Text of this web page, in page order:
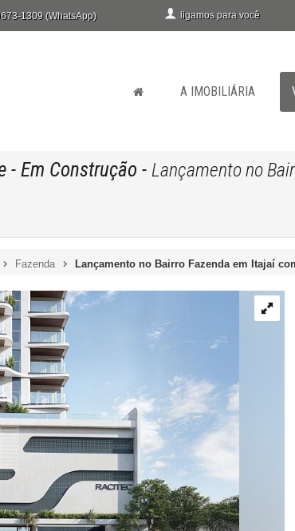
1309 (WhatsApp) ligamos para você
A IMOBILIÁRIA
- Em Construção - Lançamento no
Fazenda Lançamento no Bairro Fazenda em Itajaí